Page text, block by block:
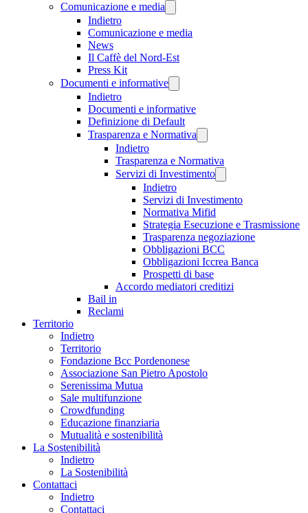
Comunicazione e media
Indietro
Comunicazione e media
News
Il Caffè del Nord-Est
Press Kit
Documenti e informative
Indietro
Documenti e informative
Definizione di Default
Trasparenza e Normativa
Indietro
Trasparenza e Normativa
Servizi di Investimento
Indietro
Servizi di Investimento
Normativa Mifid
Strategia Esecuzione e Trasmissione
Trasparenza negoziazione
Obbligazioni BCC
Obbligazioni Iccrea Banca
Prospetti di base
Accordo mediatori creditizi
Bail in
Reclami
Territorio
Indietro
Territorio
Fondazione Bcc Pordenonese
Associazione San Pietro Apostolo
Serenissima Mutua
Sale multifunzione
Crowdfunding
Educazione finanziaria
Mutualità e sostenibilità
La Sostenibilità
Indietro
La Sostenibilità
Contattaci
Indietro
Contattaci